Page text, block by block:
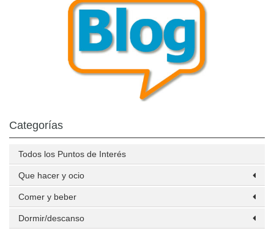
Categorías
Todos los Puntos de Interés
Que hacer y ocio
Comer y beber
Dormir/descanso